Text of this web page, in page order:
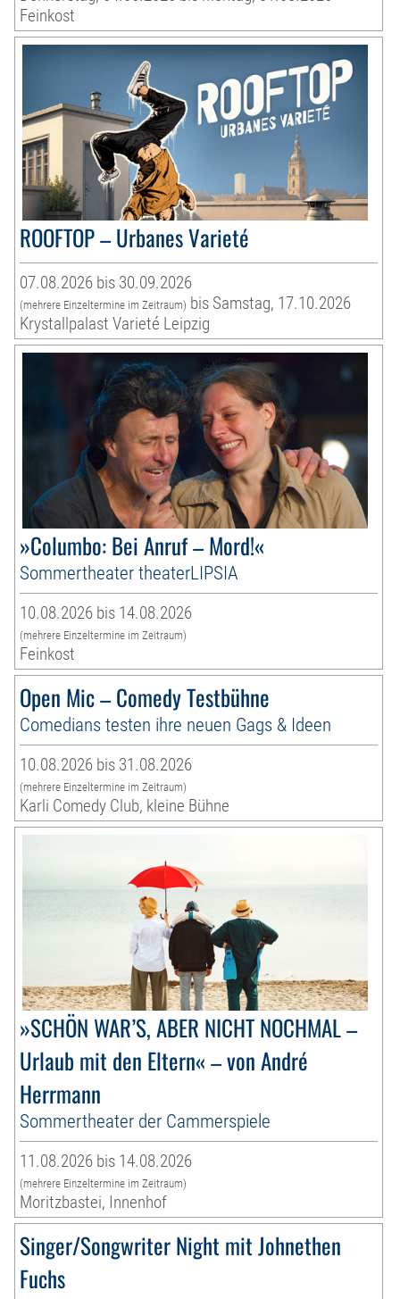
Feinkost
ROOFTOP – Urbanes Varieté
07.08.2026 bis 30.09.2026
(mehrere Einzeltermine im Zeitraum) bis Samstag, 17.10.2026
Krystallpalast Varieté Leipzig
»Columbo: Bei Anruf – Mord!«
Sommertheater theaterLIPSIA
10.08.2026 bis 14.08.2026
(mehrere Einzeltermine im Zeitraum)
Feinkost
Open Mic – Comedy Testbühne
Comedians testen ihre neuen Gags & Ideen
10.08.2026 bis 31.08.2026
(mehrere Einzeltermine im Zeitraum)
Karli Comedy Club, kleine Bühne
»SCHÖN WAR’S, ABER NICHT NOCHMAL –
Urlaub mit den Eltern« – von André
Herrmann
Sommertheater der Cammerspiele
11.08.2026 bis 14.08.2026
(mehrere Einzeltermine im Zeitraum)
Moritzbastei, Innenhof
Singer/Songwriter Night mit Johnethen
Fuchs